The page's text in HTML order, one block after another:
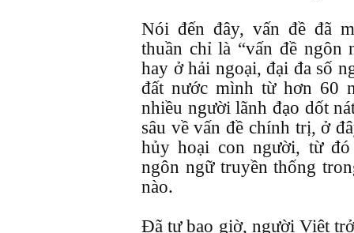
Nói đến đây, vấn đề đã
thuần chỉ là “vấn đề ngôn
hay ở hải ngoại, đại đa số
đất nước mình từ hơn 60
nhiều người lãnh đạo dốt
sâu về vấn đề chính trị, ở
hủy hoại con người, từ
ngôn ngữ truyền thống
nào.
Đã tự bao giờ, người Việt